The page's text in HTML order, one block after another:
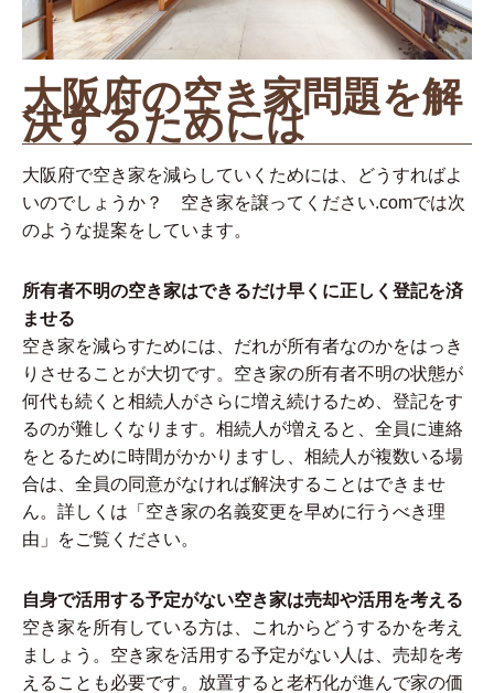
大阪府の空き家問題を解
決するためには
大阪府で空き家を減らしていくためには、どうすればよ
いのでしょうか？ 空き家を譲ってください.comでは次
のような提案をしています。
所有者不明の空き家はできるだけ早くに正しく登記を済
ませる
空き家を減らすためには、だれが所有者なのかをはっき
りさせることが大切です。空き家の所有者不明の状態が
何代も続くと相続人がさらに増え続けるため、登記をす
るのが難しくなります。相続人が増えると、全員に連絡
をとるために時間がかかりますし、相続人が複数いる場
合は、全員の同意がなければ解決することはできませ
ん。詳しくは「 空き家の名義変更を早めに行うべき理
由 」をご覧ください。
自身で活用する予定がない空き家は売却や活用を考える
空き家を所有している方は、これからどうするかを考え
ましょう。空き家を活用する予定がない人は、売却を考
えることも必要です。放置すると老朽化が進んで家の価